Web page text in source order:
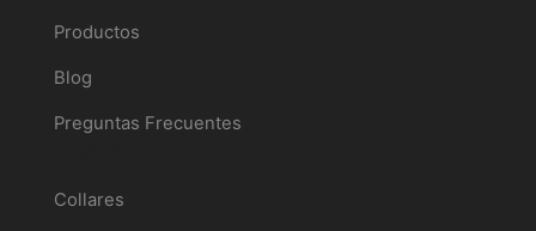
Productos
Blog
Preguntas Frecuentes
Collares